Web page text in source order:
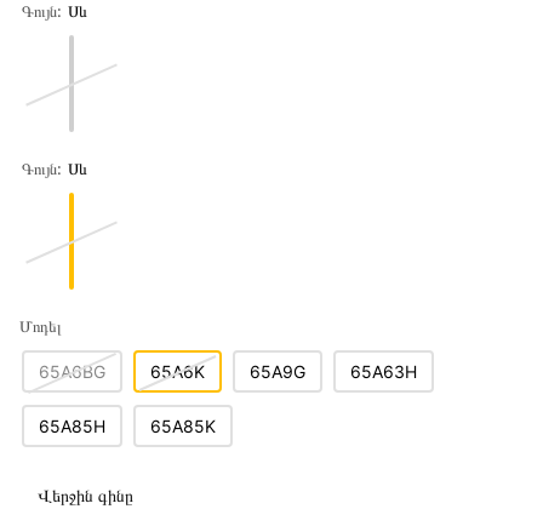
Գույն: Սև
Գույն: Սև
Մոդել
65A6BG 65A6K 65A9G 65A63H
65A85H 65A85K
Վերջին գինը